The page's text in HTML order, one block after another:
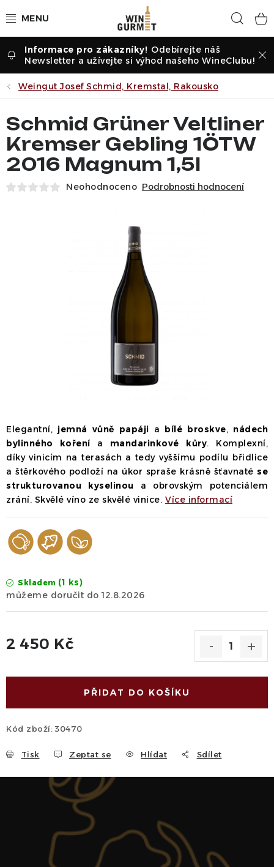
na
Vína dle druhu
Vína dle příležitosti
Dle vinařství
Vína dle země
Kontakty
Vinné zážitky
Odebírejte náš
Newsletter a užívejte si výhod našeho WineClubu!
Weingut Josef Schmid, Kremstal, Rakousko
Elegantní, jemná vůně papáji a bílé broskve, nádech
bylinného kořenía mandarinkové kůry. Komplexní,
díky vinicím na terasách a tedy vyššímu podílu břidlice
a štěrkového podloží na úkor spraše krásně šťavnaté se
strukturovanou kyselinou a obrovským potenciálem
zrání. Skvělé víno ze skvělé vinice. Více informací
Skladem (1 ks)
12.8.2026
2 450 Kč
PŘIDAT DO KOŠÍKU
Kód zboží:30470
Tisk Zeptat se Hlídat Sdílet
Schmid Grüner Veltliner
Kremser Gebling 1ÖTW
2016 Magnum 1,5l
Neohodnoceno Podrobnosti hodnocení